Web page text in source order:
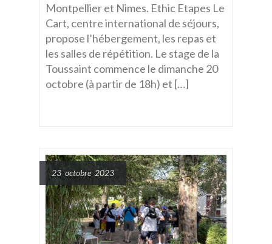
Montpellier et Nimes. Ethic Etapes Le
Cart, centre international de séjours,
propose l’hébergement, les repas et
les salles de répétition. Le stage de la
Toussaint commence le dimanche 20
octobre (à partir de 18h) et […]
23 octobre 2023